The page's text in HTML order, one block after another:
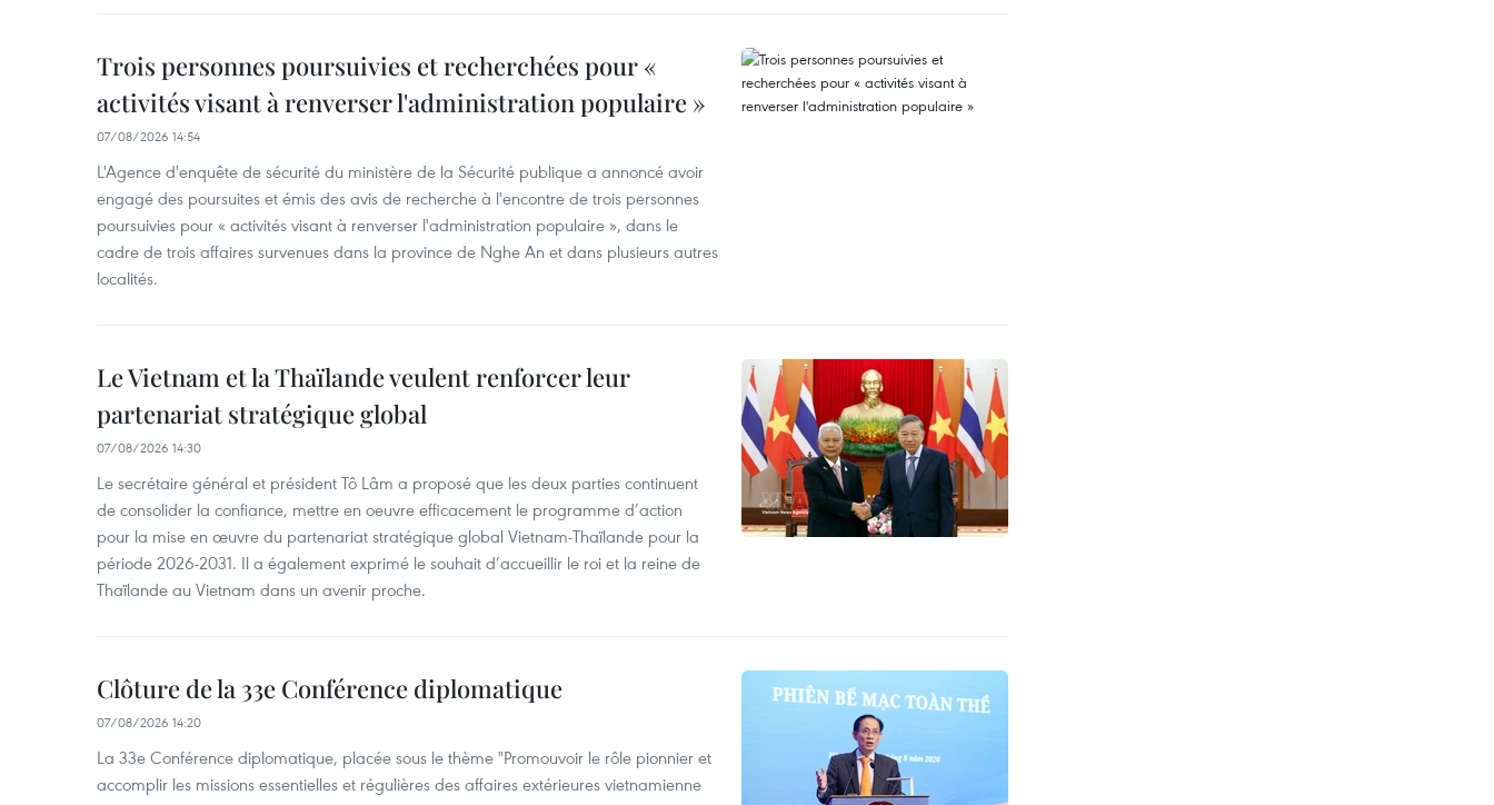
Trois personnes poursuivies et recherchées pour «
activités visant à renverser l'administration populaire »
07/08/2026 14:54
L'Agence d'enquête de sécurité du ministère de la Sécurité publique a annoncé avoir
engagé des poursuites et émis des avis de recherche à l'encontre de trois personnes
poursuivies pour « activités visant à renverser l'administration populaire », dans le
cadre de trois affaires survenues dans la province de Nghe An et dans plusieurs autres
localités.
Le Vietnam et la Thaïlande veulent renforcer leur
partenariat stratégique global
07/08/2026 14:30
Le secrétaire général et président Tô Lâm a proposé que les deux parties continuent
de consolider la confiance, mettre en oeuvre efficacement le programme d’action
pour la mise en œuvre du partenariat stratégique global Vietnam-Thaïlande pour la
période 2026-2031. Il a également exprimé le souhait d’accueillir le roi et la reine de
Thaïlande au Vietnam dans un avenir proche.
Clôture de la 33e Conférence diplomatique
07/08/2026 14:20
La 33e Conférence diplomatique, placée sous le thème "Promouvoir le rôle pionnier et
accomplir les missions essentielles et régulières des affaires extérieures vietnamienne